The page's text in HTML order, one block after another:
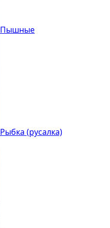
Пышные
Рыбка (русалка)